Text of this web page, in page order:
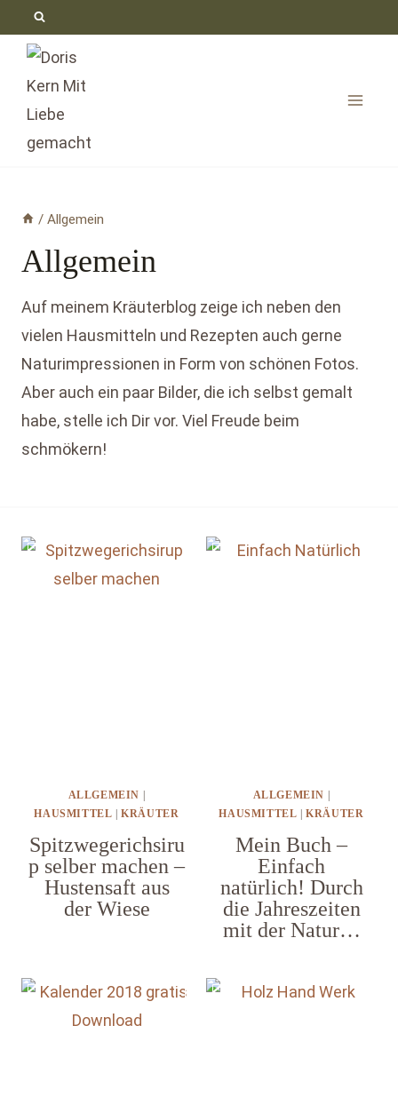
Inhalt
/ Allgemein
Allgemein
Auf meinem Kräuterblog zeige ich neben den
vielen Hausmitteln und Rezepten auch gerne
Naturimpressionen in Form von schönen Fotos.
Aber auch ein paar Bilder, die ich selbst gemalt
habe, stelle ich Dir vor. Viel Freude beim
schmökern!
ALLGEMEIN
HAUSMITTEL |KRÄUTER
Spitzwegerichsiru
p selber machen –
Hustensaft aus
der Wiese
ALLGEMEIN
HAUSMITTEL |KRÄUTER
Mein Buch –
Einfach
natürlich! Durch
die Jahreszeiten
mit der Natur…